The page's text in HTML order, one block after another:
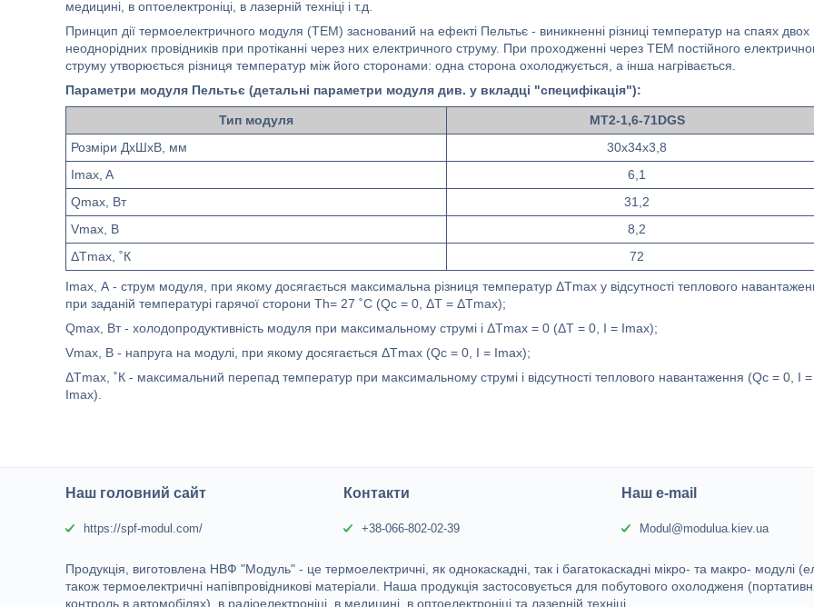
медицині, в оптоелектроніці, в лазерній техніці і т.д.
Принцип дії термоелектричного модуля (ТЕМ) заснований на ефекті Пельтьє - виникненні різниці температур на спаях двох
неоднорідних провідників при протіканні через них електричного струму. При проходженні через ТЕМ постійного
струму утворюється різниця температур між його сторонами: одна сторона охолоджується, а інша нагрівається.
Параметри модуля Пельтьє (детальні параметри модуля див. у вкладці "специфікація"):
Тип модуля
MT2-1,6-71DGS
Розміри ДхШхВ, мм
30х34х3,8
Imax, A
6,1
Qmax, Вт
31,2
Vmax, В
8,2
ΔTmax, ˚К
72
Imax, А - струм модуля, при якому досягається максимальна різниця температур ΔTmax у відсутності теплового
при заданій температурі гарячої сторони Тh= 27 ˚С (Qc = 0, ΔT = ΔTmax);
Qmax, Вт - холодопродуктивність модуля при максимальному струмі і ΔTmax = 0 (ΔT = 0, I = Imax);
Vmax, В - напруга на модулі, при якому досягається ΔTmax (Qc = 0, I = Imax);
ΔTmax, ˚К - максимальний перепад температур при максимальному струмі і відсутності теплового навантаження (Qc = 0, I =
Imax).
Наш головний сайт
https://spf-modul.com/
Контакти
+38-066-802-02-39
Наш e-mail
Modul@modulua.kiev.ua
Продукція, виготовлена НВФ "Модуль" - це термоелектричні, як однокаскадні, так і багатокаскадні мікро- та макро- модулі
також термоелектричні напівпровідникові матеріали. Наша продукція застосовується для побутового охолодженя
контроль в автомобілях), в радіоелектроніці, в медицині, в оптоелектроніці та лазерній техніці.